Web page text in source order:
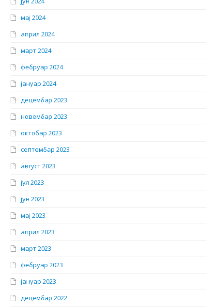
мај 2024
април 2024
март 2024
фебруар 2024
јануар 2024
децембар 2023
новембар 2023
октобар 2023
септембар 2023
август 2023
јул 2023
јун 2023
мај 2023
април 2023
март 2023
фебруар 2023
јануар 2023
децембар 2022